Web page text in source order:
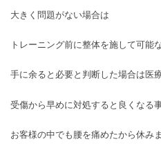
大きく問題がない場合は
トレーニング前に整体を施して可能
手に余ると必要と判断した場合は医
受傷から早めに対処すると良くなる
お客様の中でも腰を痛めたから休みま